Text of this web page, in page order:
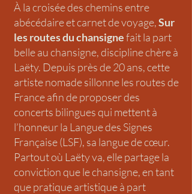
À la croisée des chemins entre
abécédaire et carnet de voyage,Sur
les routes du chansignefait la part
belle au chansigne, discipline chère à
Laëty. Depuis près de 20 ans, cette
artiste nomade sillonne les routes de
France afin de proposer des
concerts bilingues qui mettent à
l’honneur la Langue des Signes
Française (LSF), sa langue de cœur.
Partout où Laëty va, elle partage la
conviction que le chansigne, en tant
que pratique artistique à part